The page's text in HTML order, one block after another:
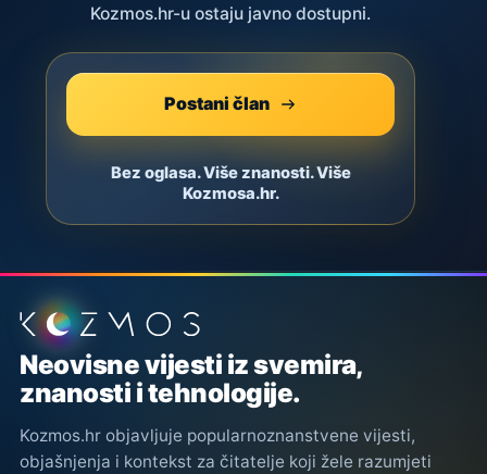
Kozmos.hr-u ostaju javno dostupni.
Postani član
Bez oglasa. Više znanosti. Više
Kozmosa.hr.
Podnožje stranice
Neovisne vijesti iz svemira,
znanosti i tehnologije.
Kozmos.hr objavljuje popularnoznanstvene vijesti,
objašnjenja i kontekst za čitatelje koji žele razumjeti